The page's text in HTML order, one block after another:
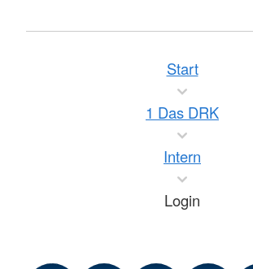
Start
1 Das DRK
Intern
Login